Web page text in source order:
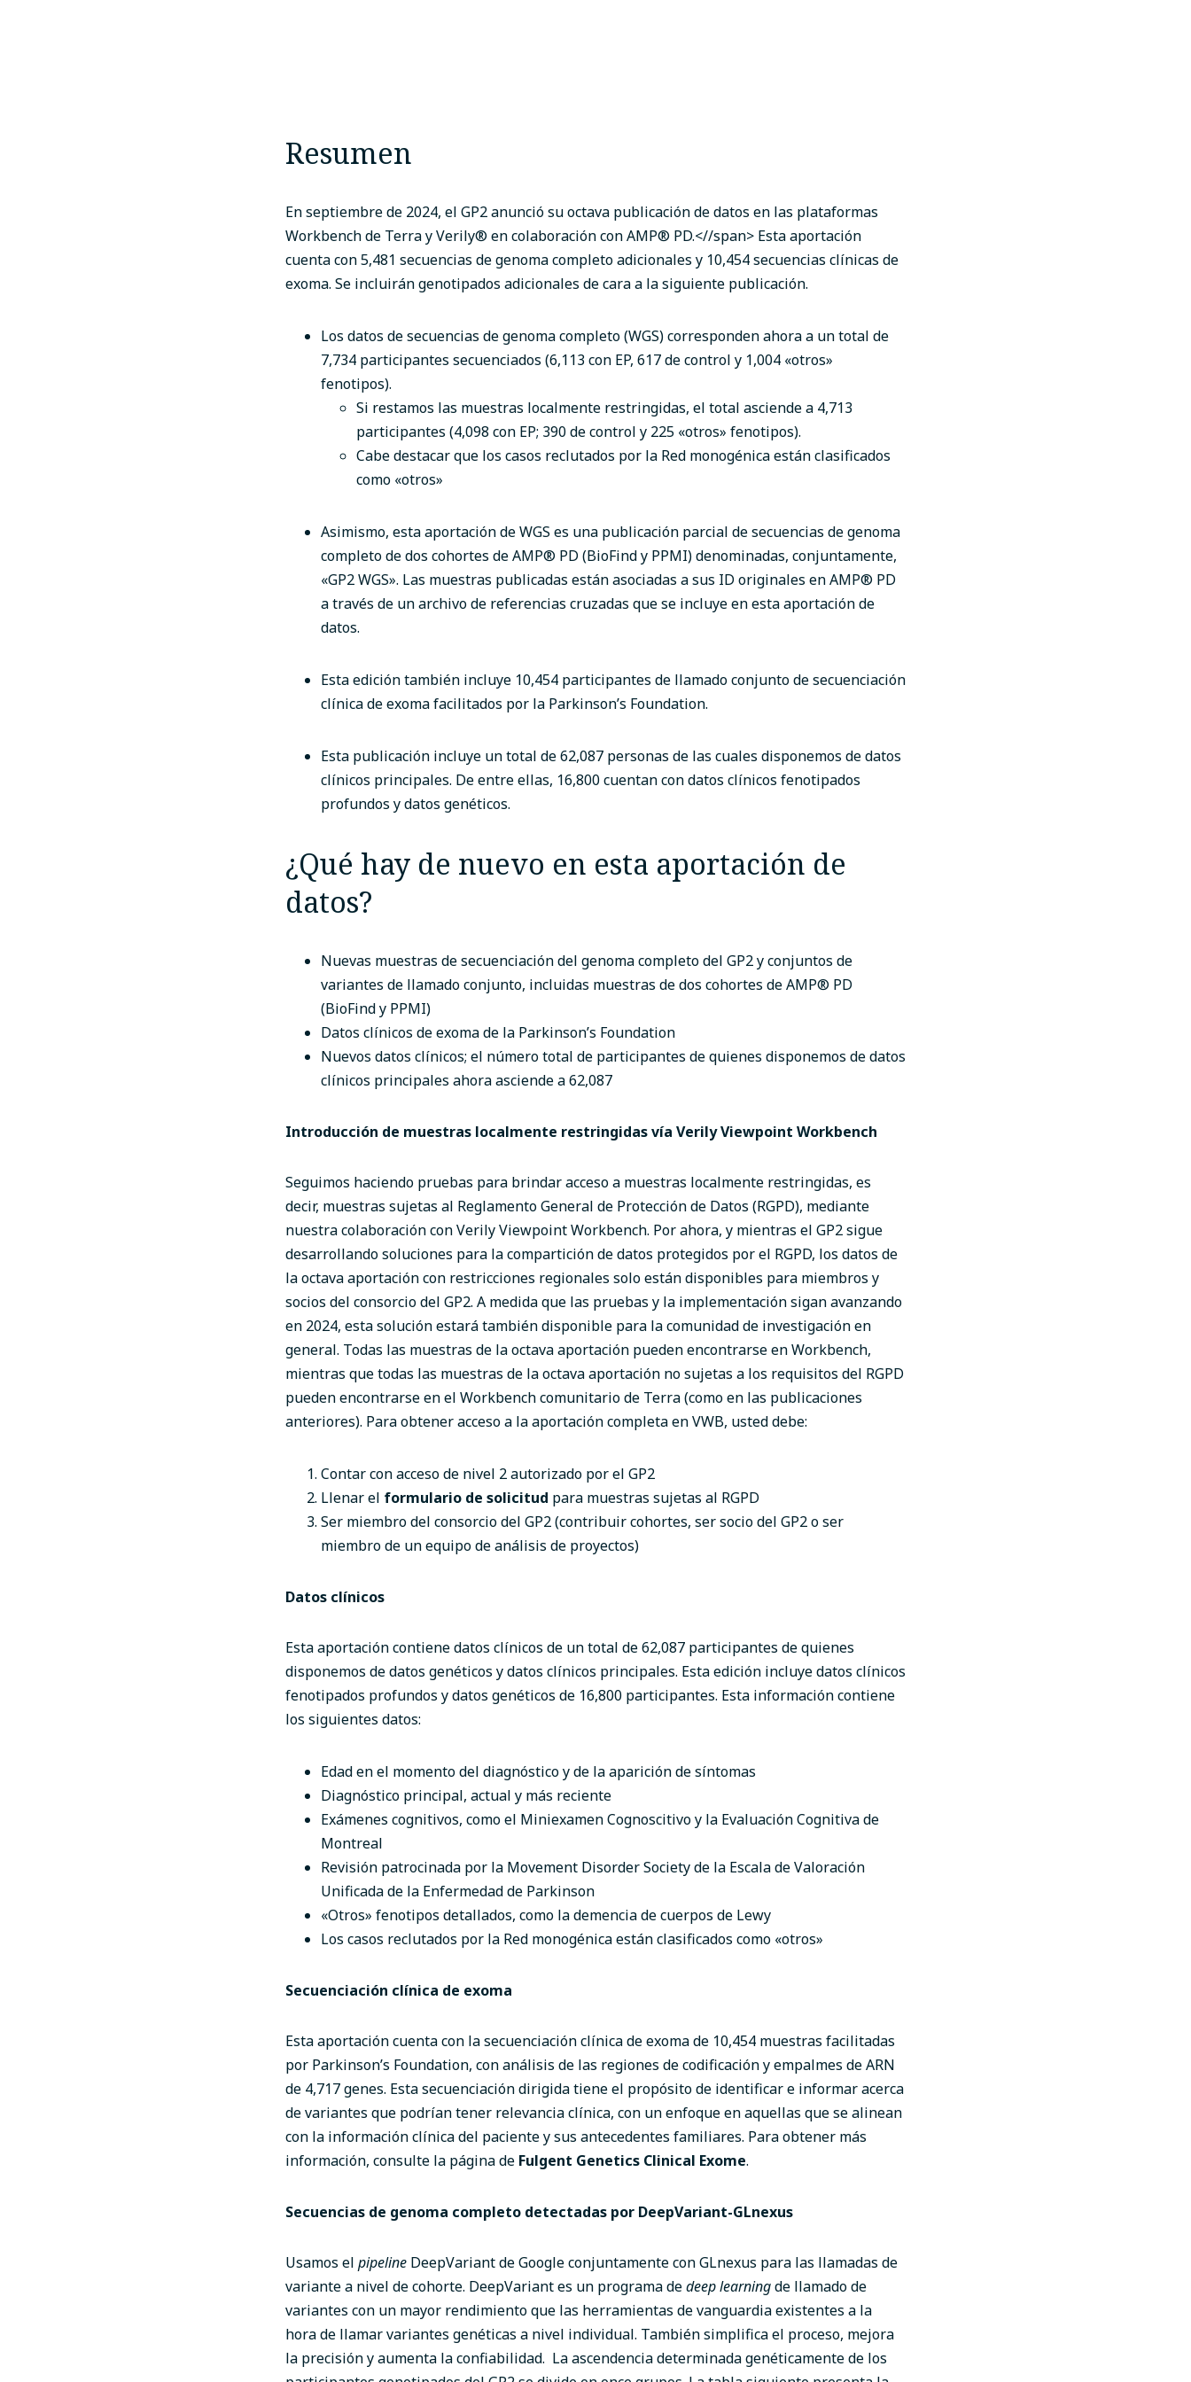
Resumen
En septiembre de 2024, el GP2 anunció su octava publicación de datos en las plataformas
Workbench de Terra y Verily® en colaboración con AMP® PD.<//span> Esta aportación
cuenta con 5,481 secuencias de genoma completo adicionales y 10,454 secuencias clínicas de
exoma. Se incluirán genotipados adicionales de cara a la siguiente publicación.
Los datos de secuencias de genoma completo (WGS) corresponden ahora a un total de
7,734 participantes secuenciados (6,113 con EP, 617 de control y 1,004 «otros»
fenotipos).
Si restamos las muestras localmente restringidas, el total asciende a 4,713
participantes (4,098 con EP; 390 de control y 225 «otros» fenotipos).
Cabe destacar que los casos reclutados por la Red monogénica están clasificados
como «otros»
Asimismo, esta aportación de WGS es una publicación parcial de secuencias de genoma
completo de dos cohortes de AMP® PD (BioFind y PPMI) denominadas, conjuntamente,
«GP2 WGS». Las muestras publicadas están asociadas a sus ID originales en AMP® PD
a través de un archivo de referencias cruzadas que se incluye en esta aportación de
datos.
Esta edición también incluye 10,454 participantes de llamado conjunto de secuenciación
clínica de exoma facilitados por la Parkinson’s Foundation.
Esta publicación incluye un total de 62,087 personas de las cuales disponemos de datos
clínicos principales. De entre ellas, 16,800 cuentan con datos clínicos fenotipados
profundos y datos genéticos.
¿Qué hay de nuevo en esta aportación de
datos?
Nuevas muestras de secuenciación del genoma completo del GP2 y conjuntos de
variantes de llamado conjunto, incluidas muestras de dos cohortes de AMP® PD
(BioFind y PPMI)
Datos clínicos de exoma de la Parkinson’s Foundation
Nuevos datos clínicos; el número total de participantes de quienes disponemos de datos
clínicos principales ahora asciende a 62,087
Introducción de muestras localmente restringidas vía Verily Viewpoint Workbench
Seguimos haciendo pruebas para brindar acceso a muestras localmente restringidas, es
decir, muestras sujetas al Reglamento General de Protección de Datos (RGPD), mediante
nuestra colaboración con Verily Viewpoint Workbench. Por ahora, y mientras el GP2 sigue
desarrollando soluciones para la compartición de datos protegidos por el RGPD, los datos de
la octava aportación con restricciones regionales solo están disponibles para miembros y
socios del consorcio del GP2. A medida que las pruebas y la implementación sigan avanzando
en 2024, esta solución estará también disponible para la comunidad de investigación en
general. Todas las muestras de la octava aportación pueden encontrarse en Workbench,
mientras que todas las muestras de la octava aportación no sujetas a los requisitos del RGPD
pueden encontrarse en el Workbench comunitario de Terra (como en las publicaciones
anteriores). Para obtener acceso a la aportación completa en VWB, usted debe:
Contar con acceso de nivel 2 autorizado por el GP2
Llenar el formulario de solicitud para muestras sujetas al RGPD
Ser miembro del consorcio del GP2 (contribuir cohortes, ser socio del GP2 o ser
miembro de un equipo de análisis de proyectos)
Datos clínicos
Esta aportación contienedatos clínicos de un total de 62,087 participantes de quienes
disponemos de datos genéticos y datos clínicos principales. Esta edición incluye datos clínicos
fenotipados profundos y datos genéticos de 16,800 participantes. Esta información contiene
los siguientes datos:
Edad en el momento del diagnóstico y de la aparición de síntomas
Diagnóstico principal, actual y más reciente
Exámenes cognitivos, como el Miniexamen Cognoscitivo y la Evaluación Cognitiva de
Montreal
Revisión patrocinada por la Movement Disorder Society de la Escala de Valoración
Unificada de la Enfermedad de Parkinson
«Otros» fenotipos detallados, como la demencia de cuerpos de Lewy
Los casos reclutados por la Red monogénica están clasificados como «otros»
Secuenciación clínica de exoma
Esta aportación cuenta con la secuenciación clínica de exoma de 10,454 muestras facilitadas
por Parkinson’s Foundation, con análisis de las regiones de codificación y empalmes de ARN
de 4,717 genes. Esta secuenciación dirigida tiene el propósito de identificar e informar acerca
de variantes que podrían tener relevancia clínica, con un enfoque en aquellas que se alinean
con la información clínica del paciente y sus antecedentes familiares. Para obtener más
información, consulte la página de Fulgent Genetics Clinical Exome.
Secuencias de genoma completo detectadas por DeepVariant-GLnexus
Usamos el pipeline DeepVariant de Googleconjuntamente conGLnexus para las llamadas de
variante a nivel de cohorte. DeepVariant es un programa dedeep learningde llamado de
variantes con un mayor rendimiento que las herramientas de vanguardia existentes a la
hora de llamar variantes genéticas a nivel individual. También simplifica el proceso, mejora
la precisión y aumenta la confiabilidad. La ascendencia determinada genéticamente de los